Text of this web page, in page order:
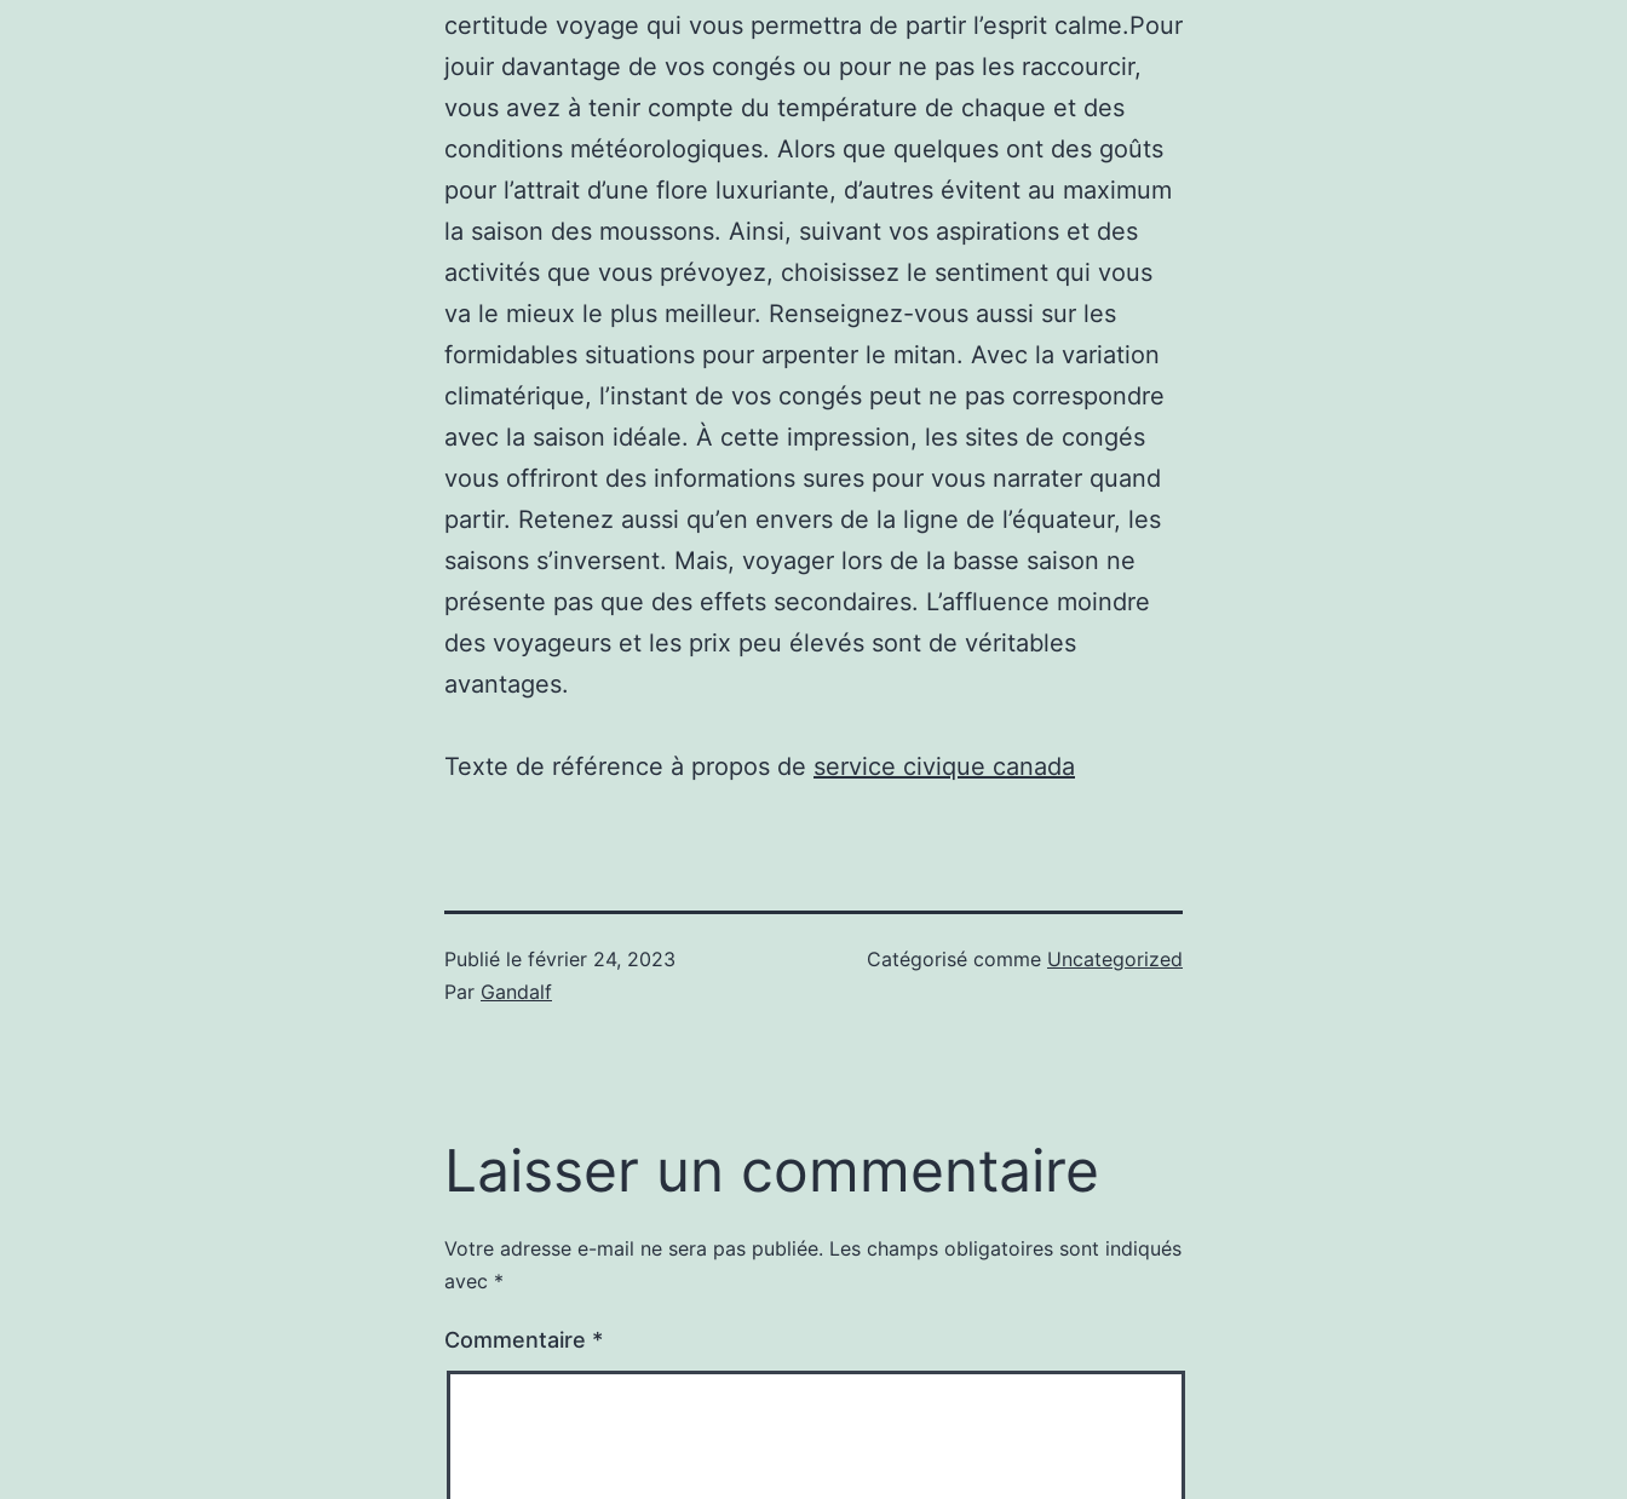
certitude voyage qui vous permettra de partir l’esprit calme.Pour
jouir davantage de vos congés ou pour ne pas les raccourcir,
vous avez à tenir compte du température de chaque et des
conditions météorologiques. Alors que quelques ont des goûts
pour l’attrait d’une flore luxuriante, d’autres évitent au maximum
la saison des moussons. Ainsi, suivant vos aspirations et des
activités que vous prévoyez, choisissez le sentiment qui vous
va le mieux le plus meilleur. Renseignez-vous aussi sur les
formidables situations pour arpenter le mitan. Avec la variation
climatérique, l’instant de vos congés peut ne pas correspondre
avec la saison idéale. À cette impression, les sites de congés
vous offriront des informations sures pour vous narrater quand
partir. Retenez aussi qu’en envers de la ligne de l’équateur, les
saisons s’inversent. Mais, voyager lors de la basse saison ne
présente pas que des effets secondaires. L’affluence moindre
des voyageurs et les prix peu élevés sont de véritables
avantages.
Texte de référence à propos de service civique canada
Publié le février 24, 2023
Par Gandalf
Catégorisé comme Uncategorized
Laisser un commentaire
Votre adresse e-mail ne sera pas publiée. Les champs obligatoires sont indiqués
avec *
Commentaire *